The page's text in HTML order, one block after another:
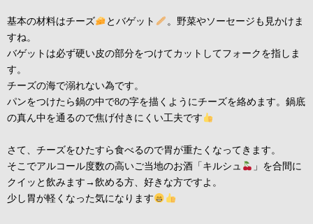
基本の材料はチーズ とバゲット
。野菜やソーセージも見かけま
すね。
バゲットは必ず硬い皮の部分をつけてカットしてフォークを指しま
す。
チーズの海で溺れない為です。
パンをつけたら鍋の中で8の字を描くようにチーズを絡めます。鍋底
の真ん中を通るので焦げ付きにくい工夫です
さて、チーズをひたすら食べるので胃が重たくなってきます。
そこでアルコール度数の高いご当地のお酒「キルシュ
」を合間に
クイッと飲みます→飲める方、好きな方ですよ。
少し胃が軽くなった気になります